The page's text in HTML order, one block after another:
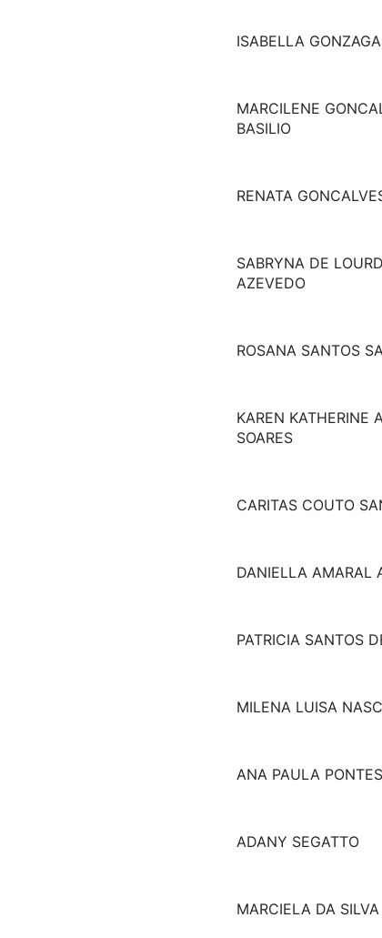
ISABELLA
MARCILENE
BASILIO
RENATA
SABRYNA DE
AZEVEDO
ROSANA SANTOS
KAREN KATHERINE
SOARES
CARITAS COUTO
DANIELLA AMARAL
PATRICIA SANTOS
MILENA LUISA
ANA PAULA
ADANY SEGATTO
MARCIELA DA